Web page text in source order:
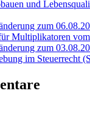
und
zum
Multiplikatoren
zum
im Steuerrecht